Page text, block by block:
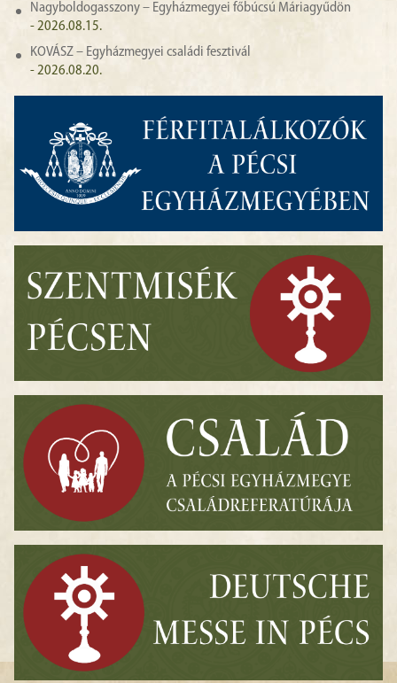
Nagyboldogasszony – Egyházmegyei főbúcsú Máriagyűdön
- 2026.08.15.
KOVÁSZ – Egyházmegyei családi fesztivál
- 2026.08.20.